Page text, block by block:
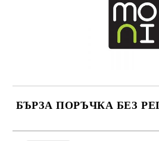
БЪРЗА ПОРЪЧКА БЕЗ